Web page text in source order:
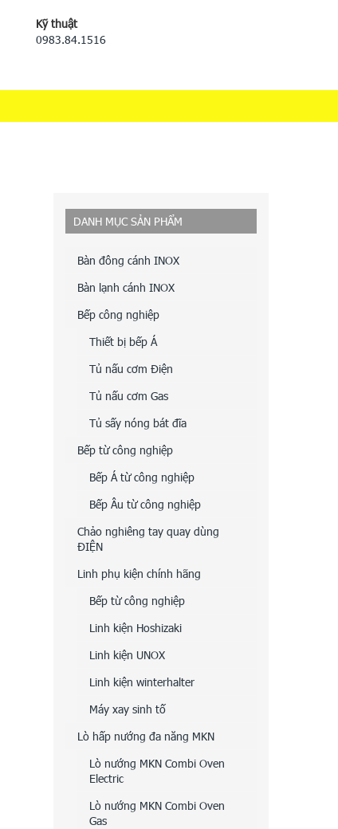
Kỹ thuật
0983.84.1516
DANH MỤC SẢN PHẨM
Bàn đông cánh INOX
Bàn lạnh cánh INOX
Bếp công nghiệp
Thiết bị bếp Á
Tủ nấu cơm Điện
Tủ nấu cơm Gas
Tủ sấy nóng bát đĩa
Bếp từ công nghiệp
Bếp Á từ công nghiệp
Bếp Âu từ công nghiệp
Chảo nghiêng tay quay dùng
ĐIỆN
Linh phụ kiện chính hãng
Bếp từ công nghiệp
Linh kiện Hoshizaki
Linh kiện UNOX
Linh kiện winterhalter
Máy xay sinh tố
Lò hấp nướng đa năng MKN
Lò nướng MKN Combi Oven
Electric
Lò nướng MKN Combi Oven
Gas